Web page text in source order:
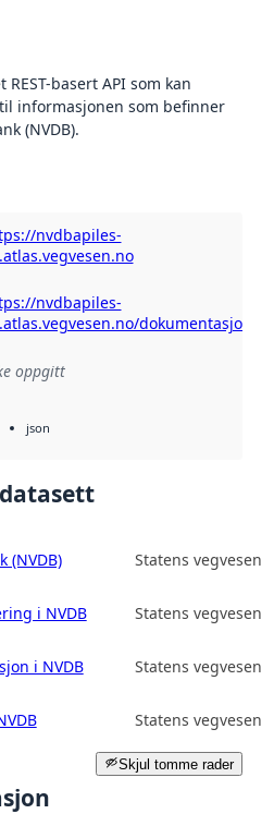
basert API som kan
informasjonen som befinner
(NVDB).
nvdbapiles-
nvdbapiles-
dokumentasjon/
oppgitt
json
(NVDB) Statens vegvesen
i NVDB Statens vegvesen
i NVDB Statens vegvesen
Statens vegvesen
Skjul tomme rader